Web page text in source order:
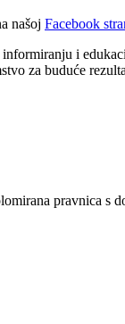
našoj Facebook
i
za buduće
pravnica s